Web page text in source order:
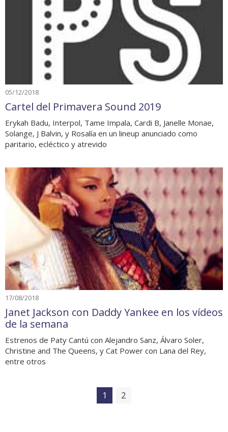
05/12/2018
Cartel del Primavera Sound 2019
Erykah Badu, Interpol, Tame Impala, Cardi B, Janelle Monae,
Solange, J Balvin, y Rosalía en un lineup anunciado como
paritario, ecléctico y atrevido
17/08/2018
Janet Jackson con Daddy Yankee en los vídeos
de la semana
Estrenos de Paty Cantú con Alejandro Sanz, Álvaro Soler,
Christine and The Queens, y Cat Power con Lana del Rey,
entre otros
1 2